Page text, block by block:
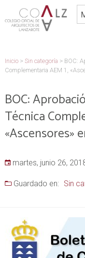
Inicio > Sin categoría > BOC:
Complementaria AEM 1,
BOC:
Técnica
«Ascensores»
martes, junio 26,
Guardado en: Sin